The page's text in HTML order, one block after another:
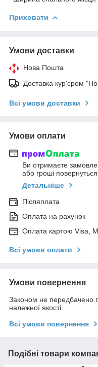
Приховати
Умови доставки
Нова Пошта
Доставка кур'єром
Всі умови доставки
Умови оплати
Ви отримаєте
або гроші
Детальніше
Післяплата
Оплата на рахунок
Оплата картою Visa,
Всі умови оплати
Умови повернення
Законом не передбачено
належної якості
Всі умови повернення
Подібні товари